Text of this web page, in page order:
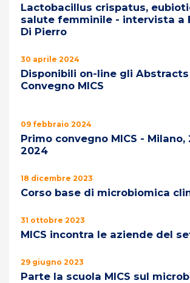
Lactobacillus crispatus,
salute femminile - intervista a
Di Pierro
30 aprile 2024
Disponibili on-line gli
Convegno MICS
09 febbraio 2024
Primo convegno MICS - Milano,
2024
18 dicembre 2023
Corso base di microbiomica
31 ottobre 2023
MICS incontra le aziende del
29 giugno 2023
Parte la scuola MICS sul